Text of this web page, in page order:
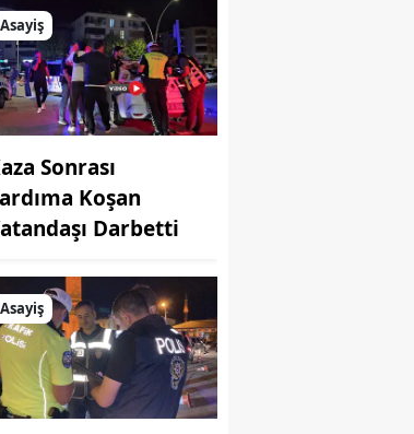
Asayiş
Sonrası
Koşan
Darbetti
Asayiş